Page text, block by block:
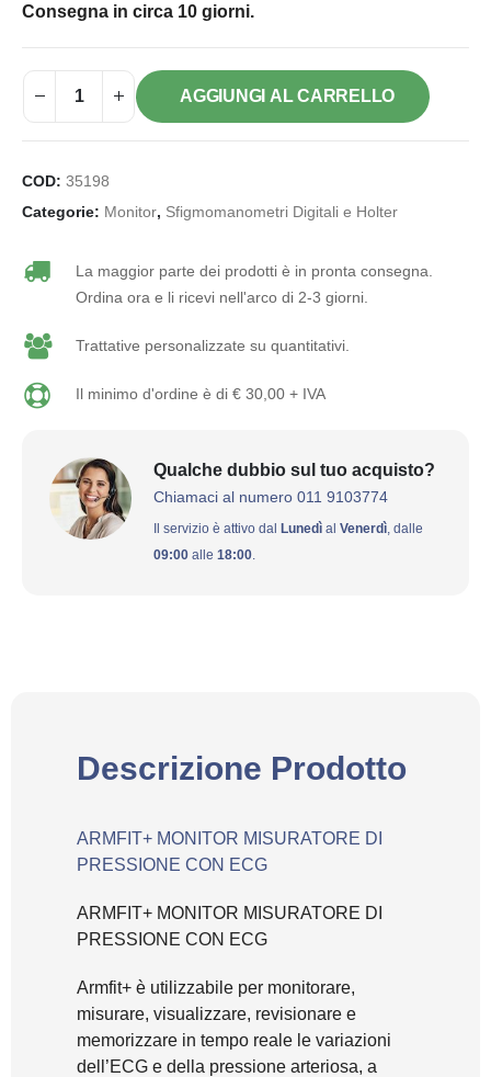
Consegna in circa 10 giorni.
AGGIUNGI AL CARRELLO
COD: 35198
Categorie: Monitor, Sfigmomanometri Digitali e Holter
La maggior parte dei prodotti è in pronta consegna.
Ordina ora e li ricevi nell'arco di 2-3 giorni.
Trattative personalizzate su quantitativi.
Il minimo d'ordine è di € 30,00 + IVA
Qualche dubbio sul tuo acquisto?
Chiamaci al numero 011 9103774
Il servizio è attivo dal Lunedì al Venerdì, dalle
09:00 alle 18:00.
Descrizione Prodotto
ARMFIT+ MONITOR MISURATORE DI
PRESSIONE CON ECG
ARMFIT+ MONITOR MISURATORE DI
PRESSIONE CON ECG
Armfit+ è utilizzabile per monitorare,
misurare, visualizzare, revisionare e
memorizzare in tempo reale le variazioni
dell’ECG e della pressione arteriosa, a